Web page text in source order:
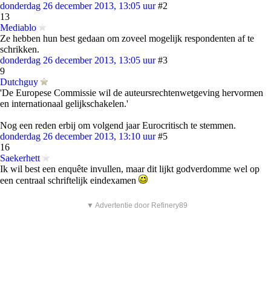
donderdag 26 december 2013, 13:05 uur #2
13
Mediablo
Ze hebben hun best gedaan om zoveel mogelijk respondenten af te
schrikken.
donderdag 26 december 2013, 13:05 uur #3
9
Dutchguy
'De Europese Commissie wil de auteursrechtenwetgeving hervormen
en internationaal gelijkschakelen.'
Nog een reden erbij om volgend jaar Eurocritisch te stemmen.
donderdag 26 december 2013, 13:10 uur #5
16
Saekerhett
Ik wil best een enquête invullen, maar dit lijkt godverdomme wel op
een centraal schriftelijk eindexamen
▼ Advertentie door Refinery89